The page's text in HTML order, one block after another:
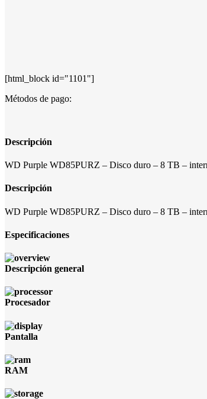
[html_block id="1101"]
Métodos de pago:
Descripción
WD Purple WD85PURZ – Disco duro – 8 TB –
Descripción
WD Purple WD85PURZ – Disco duro – 8 TB –
Especificaciones
Descripción general
Procesador
Pantalla
RAM